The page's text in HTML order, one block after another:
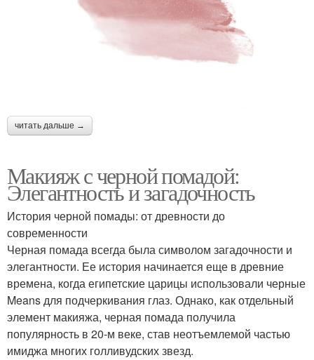
читать дальше →
Макияж с черной помадой:
Элегантность и загадочность
История черной помады: от древности до
современности
Черная помада всегда была символом загадочности и
элегантности. Ее история начинается еще в древние
времена, когда египетские царицы использовали черные
Means для подчеркивания глаз. Однако, как отдельный
элемент макияжа, черная помада получила
популярность в 20-м веке, став неотъемлемой частью
имиджа многих голливудских звезд.